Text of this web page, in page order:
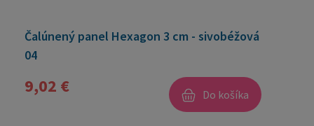
Čalúnený panel Hexagon 3 cm - sivobéžová
04
9,02 € Do košíka